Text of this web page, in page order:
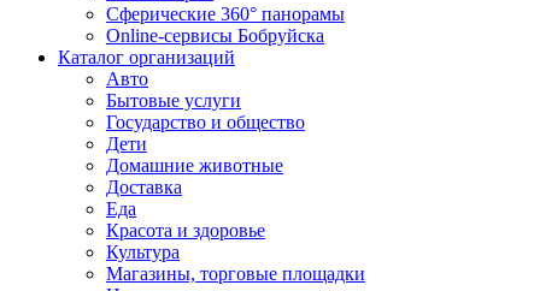
Сферические 360° панорамы
Online-сервисы Бобруйска
Каталог организаций
Авто
Бытовые услуги
Государство и общество
Дети
Домашние животные
Доставка
Еда
Красота и здоровье
Культура
Магазины, торговые площадки